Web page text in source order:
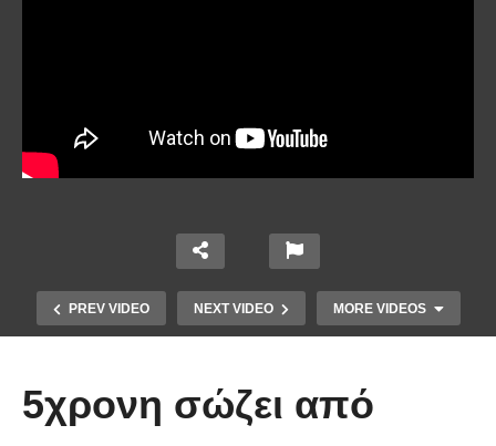
PREV VIDEO NEXT VIDEO MORE VIDEOS
5χρονη σώζει από